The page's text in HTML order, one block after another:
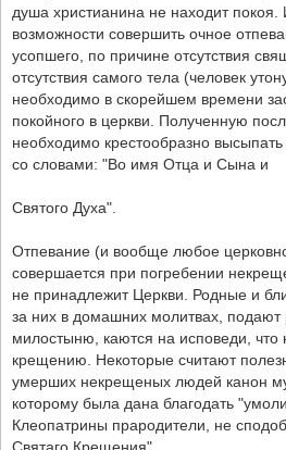
душа христианина не находит покоя.
возможности совершить очное
усопшего, по причине отсутствия
отсутствия самого тела (человек
необходимо в скорейшем времени
покойного в церкви. Полученную
необходимо крестообразно
со словами: "Во имя Отца и Сына и
Святого Духа".
Отпевание (и вообще любое
совершается при погребении
не принадлежит Церкви. Родные и
за них в домашних молитвах, подают
милостыню, каются на исповеди, что
крещению. Некоторые считают
умерших некрещеных людей канон
которому была дана благодать
Клеопатрины прародители, не